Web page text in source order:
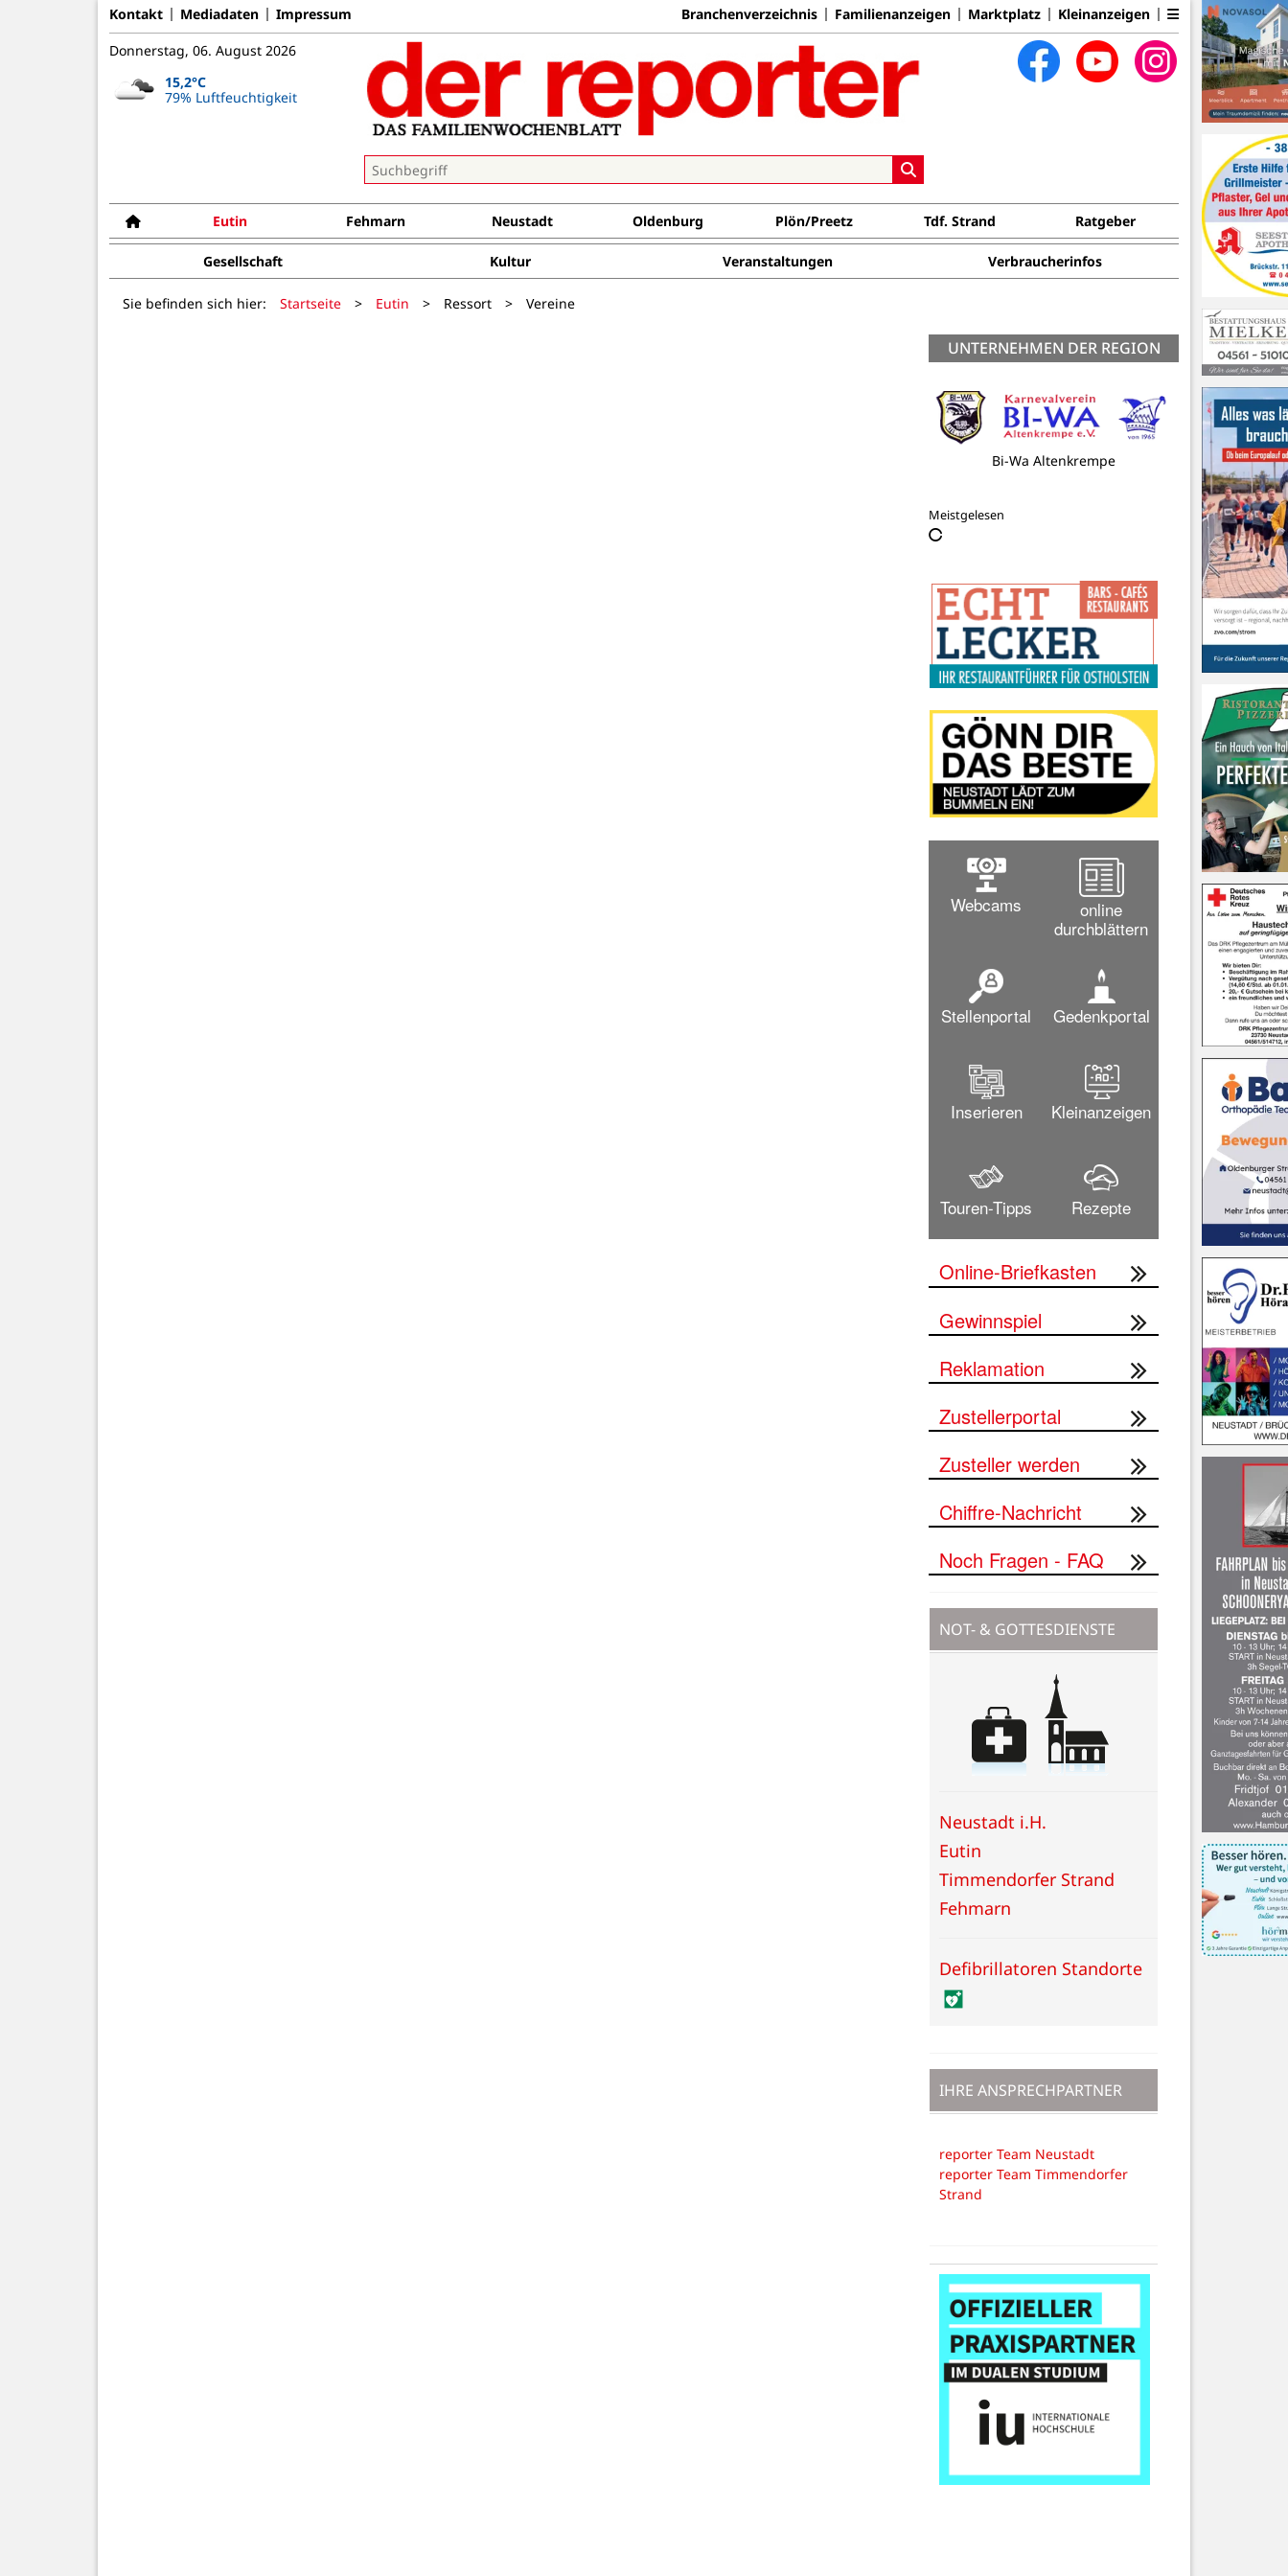
Kontakt Mediadaten Impressum Branchenverzeichnis Familienanzeigen Marktplatz Kleinanzeigen
Donnerstag, 06. August 2026
15,2°C
79% Luftfeuchtigkeit
Eutin Fehmarn Neustadt Oldenburg Plön/Preetz Tdf. Strand Ratgeber
Gesellschaft Kultur Veranstaltungen Verbraucherinfos
Sie befinden sich hier: Startseite > Eutin > Ressort > Vereine
UNTERNEHMEN DER REGION
Bi-Wa Altenkrempe
Meistgelesen
Webcams
online
durchblättern
Stellenportal Gedenkportal
Inserieren Kleinanzeigen
Touren-Tipps Rezepte
Online-Briefkasten
Gewinnspiel
Reklamation
Zustellerportal
Zusteller werden
Chiffre-Nachricht
Noch Fragen - FAQ
NOT- & GOTTESDIENSTE
Neustadt i.H.
Eutin
Timmendorfer Strand
Fehmarn
Defibrillatoren Standorte
IHRE ANSPRECHPARTNER
reporter Team Neustadt
reporter Team Timmendorfer
Strand